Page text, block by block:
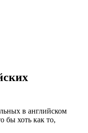
в английском
бы хоть как то,